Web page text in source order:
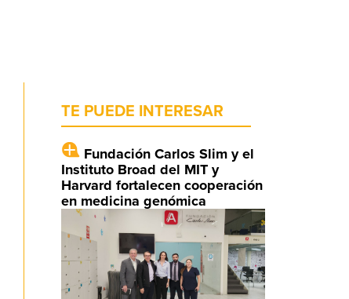
TE PUEDE INTERESAR
Fundación Carlos Slim y el
Instituto Broad del MIT y
Harvard fortalecen cooperación
en medicina genómica